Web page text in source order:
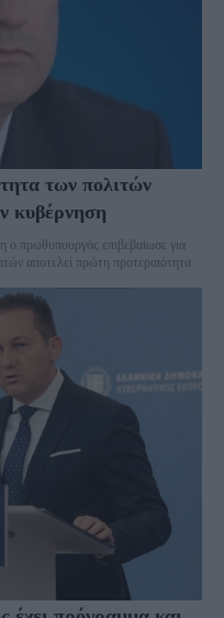
των πολιτών
κυβέρνηση
ο πρωθυπουργός επιβεβαίωσε για
αποτελεί πρώτη προτεραιότητα